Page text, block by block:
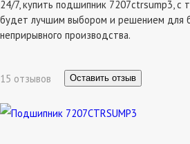
24/7, купить подшипник 7207ctrsump3, с
будет лучшим выбором и решением для
неприрывного производства.
15 отзывов Оставить отзыв